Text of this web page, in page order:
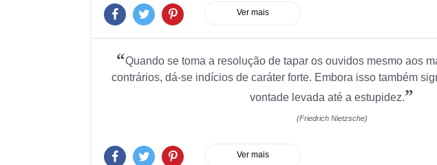
Ver mais
“Quando se toma a resolução de tapar os ouvidos mesmo aos
contrários, dá-se indícios de caráter forte. Embora isso também
vontade levada até a estupidez.”
(Friedrich Nietzsche)
Ver mais